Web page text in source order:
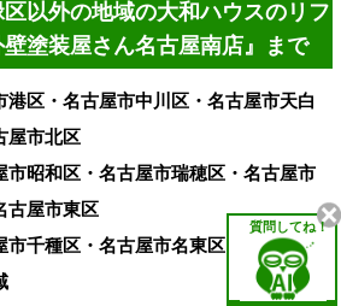
以外の地域の大和ハウスのリフ
塗装屋さん名古屋南店』まで
区・名古屋市中川区・名古屋市天白
屋市北区
市昭和区・名古屋市瑞穂区・名古屋市
古屋市東区
市千種区・名古屋市名東区・名古屋市
質問してね！